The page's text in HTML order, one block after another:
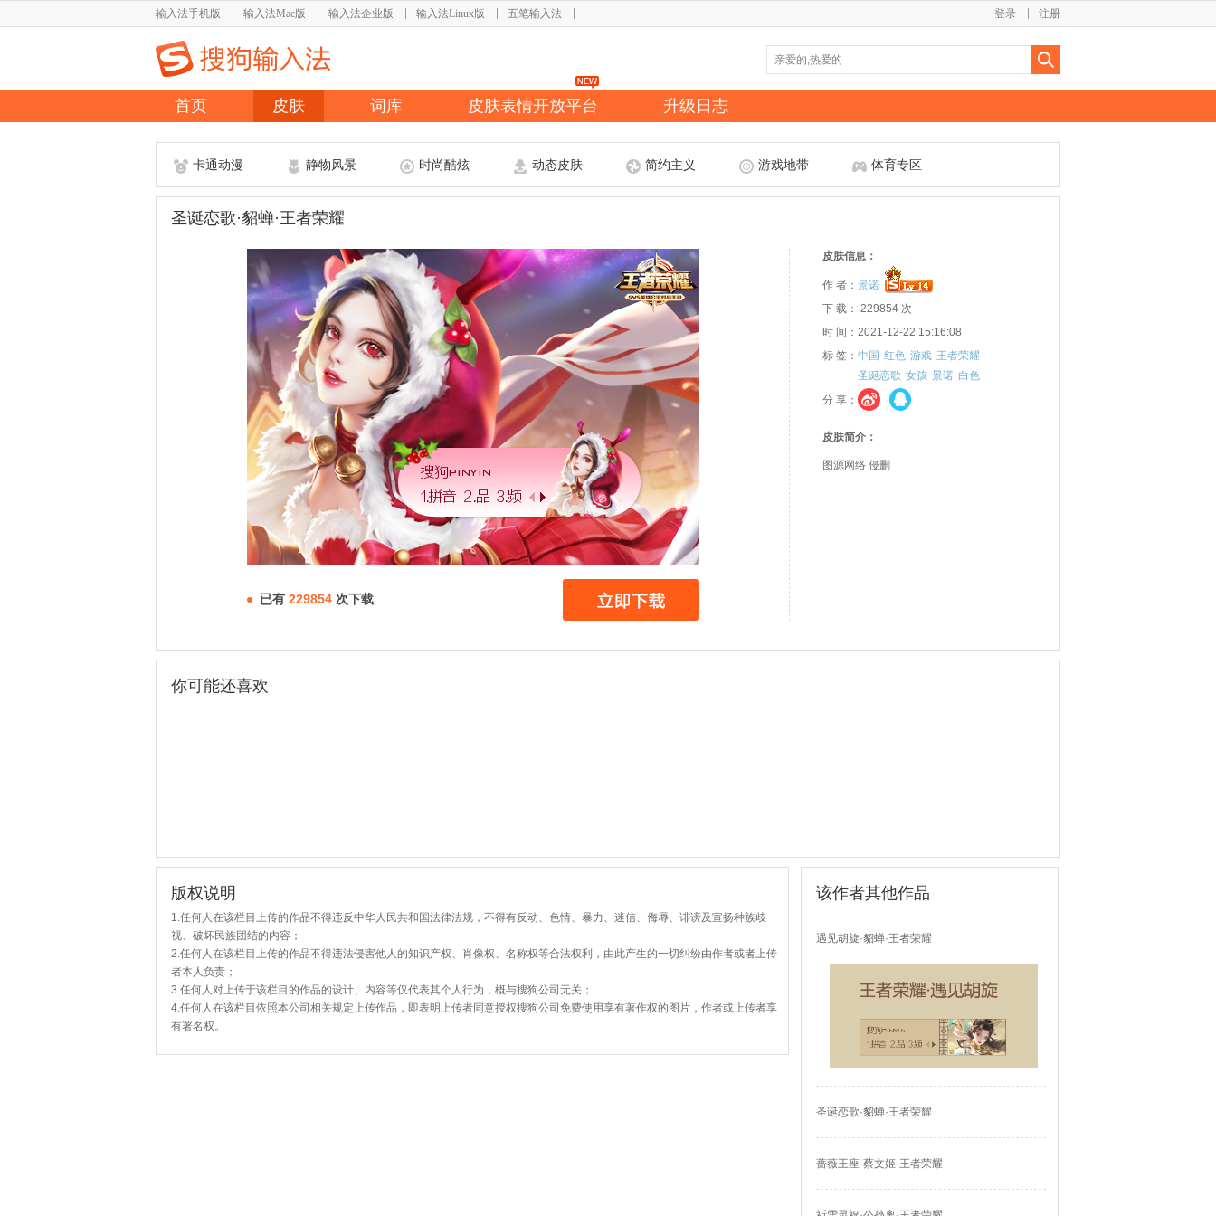
输入法手机版 输入法Mac版 输入法企业版 输入法Linux版 五笔输入法 注册
登录
首页 皮肤 词库 皮肤表情开放平台 升级日志
卡通动漫 静物风景 时尚酷炫 动态皮肤 简约主义 游戏地带 体育专区
圣诞恋歌·貂蝉·王者荣耀
已有 229854 次下载
皮肤信息：
作 者： 景诺
下 载： 229854 次
时 间：2021-12-22 15:16:08
标 签： 中国 红色 游戏 王者荣耀
圣诞恋歌 女孩 景诺 白色
分 享：
皮肤简介：
图源网络 侵删
你可能还喜欢
版权说明
1.任何人在该栏目上传的作品不得违反中华人民共和国法律法规，不得有反动、色情、暴力、迷信、侮辱、诽谤及宣扬种族歧
视、破坏民族团结的内容；
2.任何人在该栏目上传的作品不得违法侵害他人的知识产权、肖像权、名称权等合法权利，由此产生的一切纠纷由作者或者上传
者本人负责；
3.任何人对上传于该栏目的作品的设计、内容等仅代表其个人行为，概与搜狗公司无关；
4.任何人在该栏目依照本公司相关规定上传作品，即表明上传者同意授权搜狗公司免费使用享有著作权的图片，作者或上传者享
有署名权。
该作者其他作品
遇见胡旋·貂蝉·王者荣耀
圣诞恋歌·貂蝉·王者荣耀
蔷薇王座·蔡文姬·王者荣耀